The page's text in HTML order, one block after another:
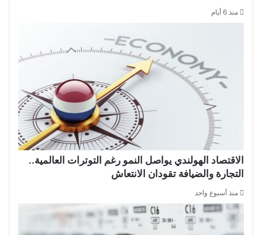
منذ 6 أيام
الاقتصاد الهولندي يواصل النمو رغم التوترات العالمية..
التجارة والضيافة تقودان الانتعاش
منذ أسبوع واحد